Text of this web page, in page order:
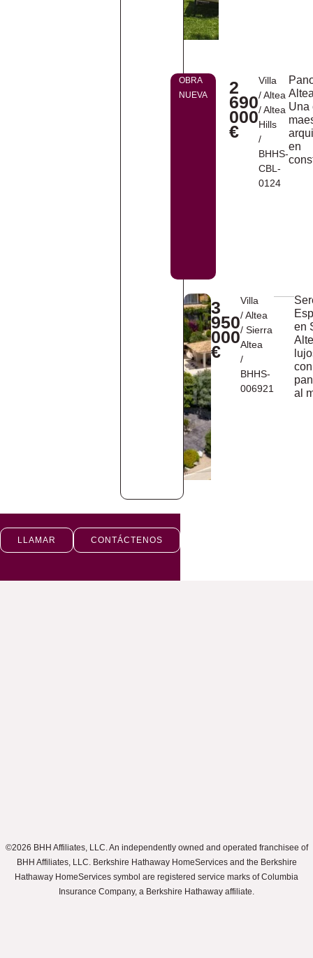
OBRA
NUEVA
2
690
000
€
Villa
/Altea
/Altea
Hills
/
BHHS-
CBL-
0124
Una
en
3
950
000
€
Villa
/ Altea
/ Sierra
Altea
/
BHHS-
006921
en
al
LLAMAR CONTÁCTENOS
©2026 BHH Affiliates, LLC. An independently owned and operated franchisee of
BHH Affiliates, LLC. Berkshire Hathaway HomeServices and the Berkshire
Hathaway HomeServices symbol are registered service marks of Columbia
Insurance Company, a Berkshire Hathaway affiliate.